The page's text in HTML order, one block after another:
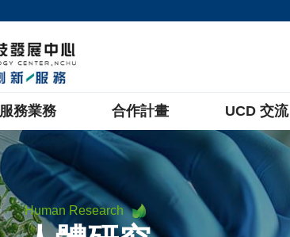
服務業務 合作計畫 UCD 交流
Human Research